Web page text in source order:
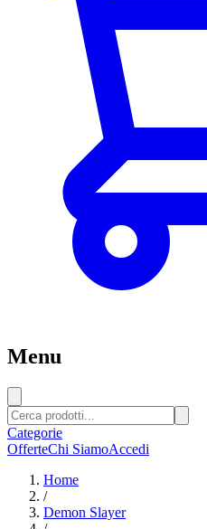
Menu
Categorie
OfferteChi SiamoAccedi
Home
/
Demon Slayer